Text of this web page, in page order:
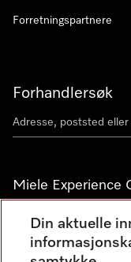
Forhandlersøk
Miele Experience
Miele Experience
Miele Outlet Nesbru
Forretningspartnere
Din aktuelle